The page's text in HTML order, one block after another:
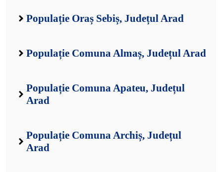
Populație Oraș Sebiș, Județul Arad
Populație Comuna Almaș, Județul Arad
Populație Comuna Apateu, Județul
Arad
Populație Comuna Archiș, Județul
Arad